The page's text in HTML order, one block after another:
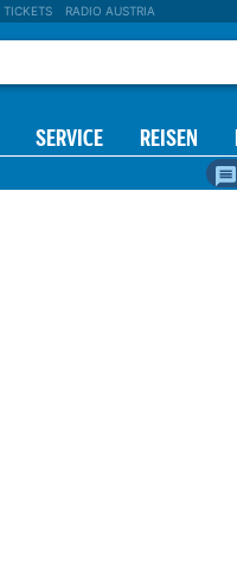
TICKETS RADIO AUSTRIA
SERVICE REISEN